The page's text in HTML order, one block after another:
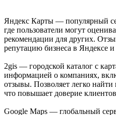
Яндекс Карты — популярный
где пользователи могут
рекомендации для других.
репутацию бизнеса в Яндексе
2gis — городской каталог с
информацией о компаниях,
отзывы. Позволяет легко
что повышает доверие
Google Maps — глобальный